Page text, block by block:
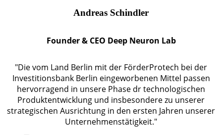
Andreas Schindler
Founder & CEO Deep Neuron Lab
"Die vom Land Berlin mit der FörderProtech bei der
Investitionsbank Berlin eingeworbenen Mittel passen
hervorragend in unsere Phase dr technologischen
Produktentwicklung und insbesondere zu unserer
strategischen Ausrichtung in den ersten Jahren unserer
Unternehmenstätigkeit."